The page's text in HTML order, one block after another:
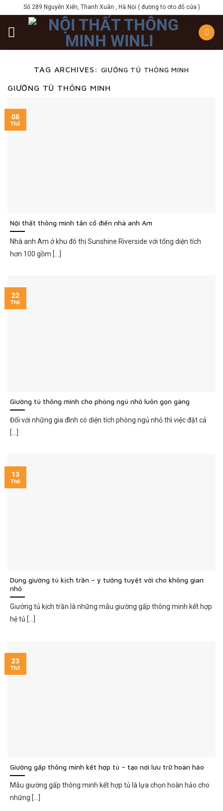
to
content
Số 289 Nguyễn Xiển, Thanh Xuân , Hà Nội ( đường to oto đỗ cửa )
TAG ARCHIVES: GIƯỜNG TỦ THÔNG MINH
GIƯỜNG TỦ THÔNG MINH
Nội thất thông minh tân cổ điển nhà anh Am
Nhà anh Am ở khu đô thị Sunshine Riverside với tổng diện tích
hơn 100 gồm [...]
08
Th5
Giường tủ thông minh cho phòng ngủ nhỏ luôn gọn gàng
Đối với những gia đình có diện tích phòng ngủ nhỏ thì việc đặt cả
[...]
22
Th6
Dùng giường tủ kịch trần – ý tưởng tuyệt vời cho không gian
nhỏ
Giường tủ kịch trần là những mẫu giường gấp thông minh kết hợp
hệ tủ [...]
13
Th6
Giường gấp thông minh kết hợp tủ – tạo nơi lưu trữ hoàn hảo
Mẫu giường gấp thông minh kết hợp tủ là lựa chọn hoàn hảo cho
những [...]
23
Th3